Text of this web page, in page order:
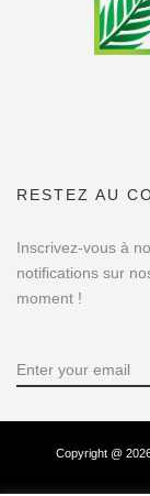
RESTEZ AU
Inscrivez-vous à
notifications sur
moment !
Copyright @